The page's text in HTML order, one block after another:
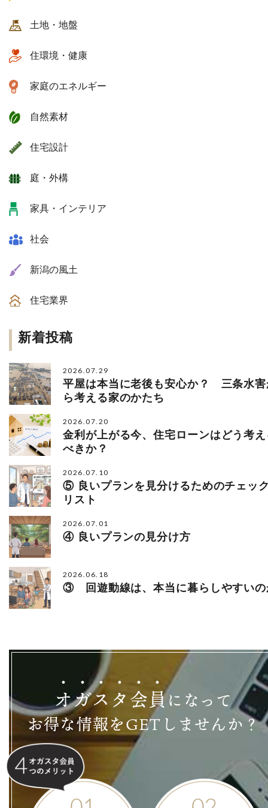
土地・地盤
住環境・健康
家庭のエネルギー
自然素材
住宅設計
庭・外構
家具・インテリア
社会
新潟の風土
住宅業界
新着投稿
2026.07.29
平屋は本当に老後も安心か？ 三条水害
ら考える家のかたち
2026.07.20
金利が上がる今、住宅ローンはどう考
べきか？
2026.07.10
⑤ 良いプランを見分けるためのチェッ
リスト
2026.07.01
④ 良いプランの見分け方
2026.06.18
③ 回遊動線は、本当に暮らしやすいの
オガス タ会員になって
お得な情報をGETしませんか？